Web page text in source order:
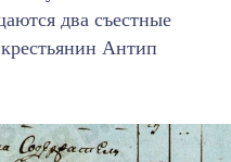
два съестные
Антип